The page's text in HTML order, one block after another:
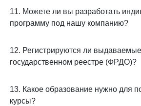
11. Можете ли вы разработать
программу под нашу компанию?
12. Регистрируются ли
государственном реестре (ФРДО)?
13. Какое образование нужно для
курсы?